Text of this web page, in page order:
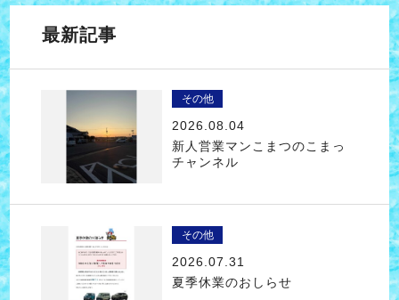
最新記事
その他
2026.08.04
新人営業マンこまつのこまっ
チャンネル
その他
2026.07.31
夏季休業のおしらせ